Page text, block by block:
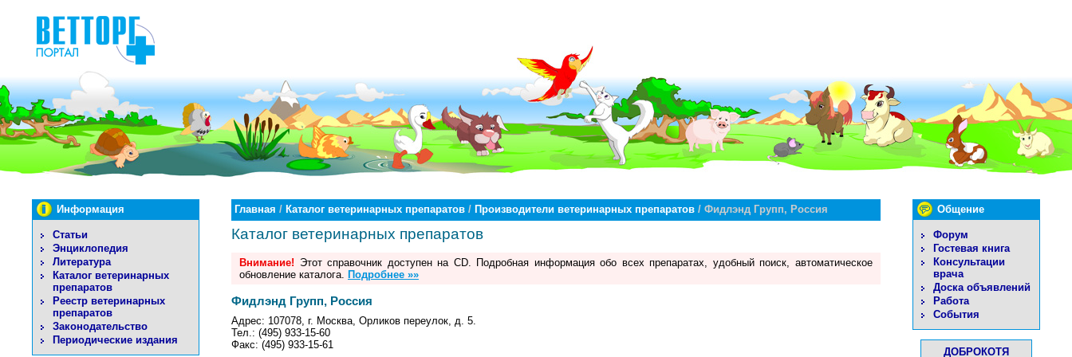
Информация
Статьи
Энциклопедия
Литература
Каталог ветеринарных
препаратов
Реестр ветеринарных
препаратов
Законодательство
Периодические издания
Общение
Форум
Гостевая книга
Консультации
врача
Доска объявлений
Работа
События
ДОБРОКОТЯ
Главная / Каталог ветеринарных препаратов / Производители ветеринарных препаратов / Фидлэнд Групп, Россия
Каталог ветеринарных препаратов
Внимание! Этот справочник доступен на CD. Подробная информация обо всех препаратах, удобный поиск, автоматическое
обновление каталога. Подробнее »»
Фидлэнд Групп, Россия
Адрес: 107078, г. Москва, Орликов переулок, д. 5.
Тел.: (495) 933-15-60
Факс: (495) 933-15-61